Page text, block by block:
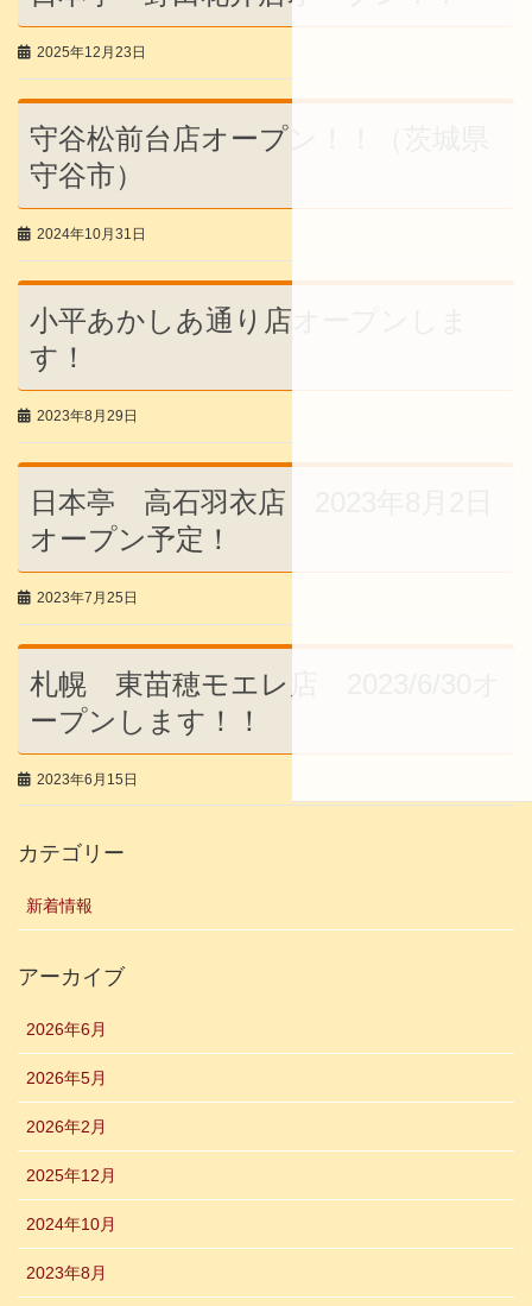
2025年12月23日
守谷松前台店オープン！！（茨城県
守谷市）
2024年10月31日
小平あかしあ通り店オープンしま
す！
2023年8月29日
日本亭 高石羽衣店 2023年8月2日
オープン予定！
2023年7月25日
札幌 東苗穂モエレ店 2023/6/30オ
ープンします！！
2023年6月15日
カテゴリー
新着情報
アーカイブ
2026年6月
2026年5月
2026年2月
2025年12月
2024年10月
2023年8月